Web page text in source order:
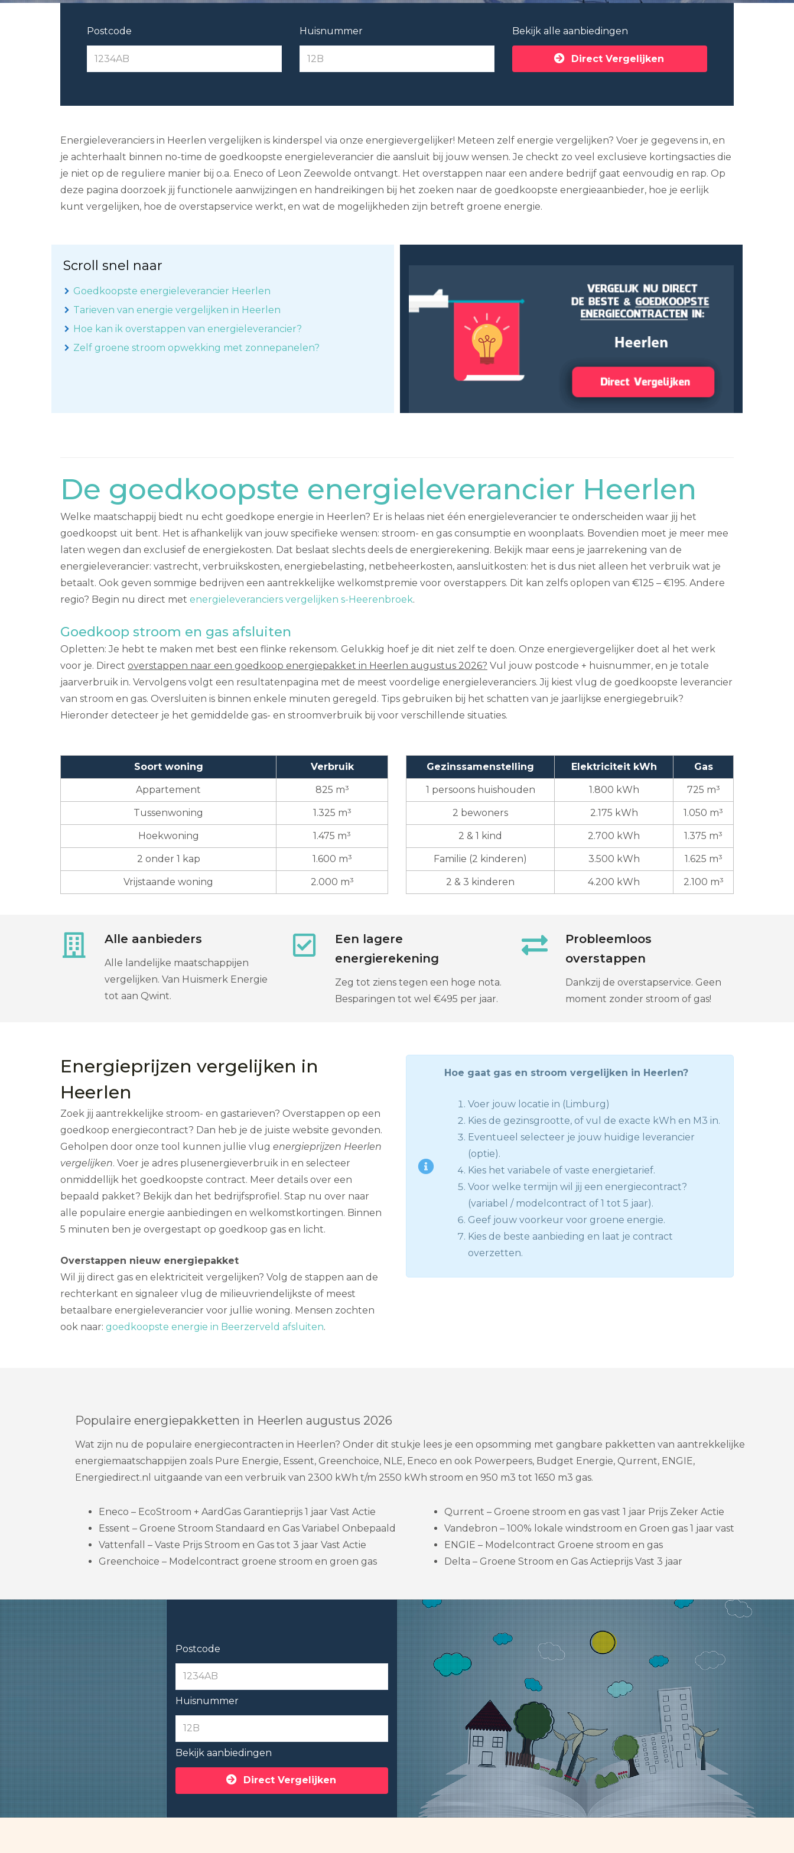
Postcode Huisnummer Bekijk alle aanbiedingen
Direct Vergelijken
Energieleveranciers in Heerlen vergelijken is kinderspel via onze energievergelijker! Meteen zelf energie vergelijken? Voer je gegevens in, en
je achterhaalt binnen no-time de goedkoopste energieleverancier die aansluit bij jouw wensen. Je checkt zo veel exclusieve kortingsacties die
je niet op de reguliere manier bij o.a. Eneco of Leon Zeewolde ontvangt. Het overstappen naar een andere bedrijf gaat eenvoudig en rap. Op
deze pagina doorzoek jij functionele aanwijzingen en handreikingen bij het zoeken naar de goedkoopste energieaanbieder, hoe je eerlijk
kunt vergelijken, hoe de overstapservice werkt, en wat de mogelijkheden zijn betreft groene energie.
Scroll snel naar
Goedkoopste energieleverancier Heerlen
Tarieven van energie vergelijken in Heerlen
Hoe kan ik overstappen van energieleverancier?
Zelf groene stroom opwekking met zonnepanelen?
De goedkoopste energieleverancier Heerlen
Welke maatschappij biedt nu echt goedkope energie in Heerlen? Er is helaas niet één energieleverancier te onderscheiden waar jij het
goedkoopst uit bent. Het is afhankelijk van jouw specifieke wensen: stroom- en gas consumptie en woonplaats. Bovendien moet je meer mee
laten wegen dan exclusief de energiekosten. Dat beslaat slechts deels de energierekening. Bekijk maar eens je jaarrekening van de
energieleverancier: vastrecht, verbruikskosten, energiebelasting, netbeheerkosten, aansluitkosten: het is dus niet alleen het verbruik wat je
betaalt. Ook geven sommige bedrijven een aantrekkelijke welkomstpremie voor overstappers. Dit kan zelfs oplopen van €125 – €195. Andere
regio? Begin nu direct met energieleveranciers vergelijken s-Heerenbroek.
Goedkoop stroom en gas afsluiten
Opletten: Je hebt te maken met best een flinke rekensom. Gelukkig hoef je dit niet zelf te doen. Onze energievergelijker doet al het werk
voor je. Direct overstappen naar een goedkoop energiepakket in Heerlen augustus 2026? Vul jouw postcode + huisnummer, en je totale
jaarverbruik in. Vervolgens volgt een resultatenpagina met de meest voordelige energieleveranciers. Jij kiest vlug de goedkoopste leverancier
van stroom en gas. Oversluiten is binnen enkele minuten geregeld. Tips gebruiken bij het schatten van je jaarlijkse energiegebruik?
Hieronder detecteer je het gemiddelde gas- en stroomverbruik bij voor verschillende situaties.
Soort woning Verbruik
Appartement 825 m³
Tussenwoning 1.325 m³
Hoekwoning 1.475 m³
2 onder 1 kap 1.600 m³
Vrijstaande woning 2.000 m³
Gezinssamenstelling Elektriciteit kWh Gas
1 persoons huishouden 1.800 kWh 725 m³
2 bewoners 2.175 kWh 1.050 m³
2 & 1 kind 2.700 kWh 1.375 m³
Familie (2 kinderen) 3.500 kWh 1.625 m³
2 & 3 kinderen 4.200 kWh 2.100 m³
Alle aanbieders
Alle landelijke maatschappijen
vergelijken. Van Huismerk Energie
tot aan Qwint.
Een lagere
energierekening
Zeg tot ziens tegen een hoge nota.
Besparingen tot wel €495 per jaar.
Probleemloos
overstappen
Dankzij de overstapservice. Geen
moment zonder stroom of gas!
Energieprijzen vergelijken in
Heerlen
Zoek jij aantrekkelijke stroom- en gastarieven? Overstappen op een
goedkoop energiecontract? Dan heb je de juiste website gevonden.
Geholpen door onze tool kunnen jullie vlug energieprijzen Heerlen
vergelijken. Voer je adres plusenergieverbruik in en selecteer
onmiddellijk het goedkoopste contract. Meer details over een
bepaald pakket? Bekijk dan het bedrijfsprofiel. Stap nu over naar
alle populaire energie aanbiedingen en welkomstkortingen. Binnen
5 minuten ben je overgestapt op goedkoop gas en licht.
Overstappen nieuw energiepakket
Wil jij direct gas en elektriciteit vergelijken? Volg de stappen aan de
rechterkant en signaleer vlug de milieuvriendelijkste of meest
betaalbare energieleverancier voor jullie woning. Mensen zochten
ook naar: goedkoopste energie in Beerzerveld afsluiten.
Hoe gaat gas en stroom vergelijken in Heerlen?
Voer jouw locatie in (Limburg)
Kies de gezinsgrootte, of vul de exacte kWh en M3 in.
Eventueel selecteer je jouw huidige leverancier
(optie).
Kies het variabele of vaste energietarief.
Voor welke termijn wil jij een energiecontract?
(variabel / modelcontract of 1 tot 5 jaar).
Geef jouw voorkeur voor groene energie.
Kies de beste aanbieding en laat je contract
overzetten.
Populaire energiepakketten in Heerlen augustus 2026
Wat zijn nu de populaire energiecontracten in Heerlen? Onder dit stukje lees je een opsomming met gangbare pakketten van aantrekkelijke
energiemaatschappijen zoals Pure Energie, Essent, Greenchoice, NLE, Eneco en ook Powerpeers, Budget Energie, Qurrent, ENGIE,
Energiedirect.nl uitgaande van een verbruik van 2300 kWh t/m 2550 kWh stroom en 950 m3 tot 1650 m3 gas.
Eneco – EcoStroom + AardGas Garantieprijs 1 jaar Vast Actie
Essent – Groene Stroom Standaard en Gas Variabel Onbepaald
Vattenfall – Vaste Prijs Stroom en Gas tot 3 jaar Vast Actie
Greenchoice – Modelcontract groene stroom en groen gas
Qurrent – Groene stroom en gas vast 1 jaar Prijs Zeker Actie
Vandebron – 100% lokale windstroom en Groen gas 1 jaar vast
ENGIE – Modelcontract Groene stroom en gas
Delta – Groene Stroom en Gas Actieprijs Vast 3 jaar
Postcode
Huisnummer
Bekijk aanbiedingen
Direct Vergelijken